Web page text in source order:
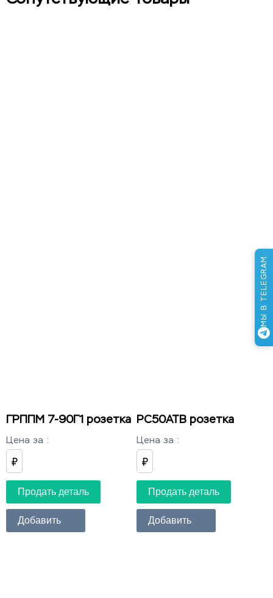
ГРППМ 7-90Г1 розетка
Цена за :
₽
Продать деталь
Добавить
РС50АТВ розетка
Цена за :
₽
Продать деталь
Добавить
МЫ В TELEGRAM